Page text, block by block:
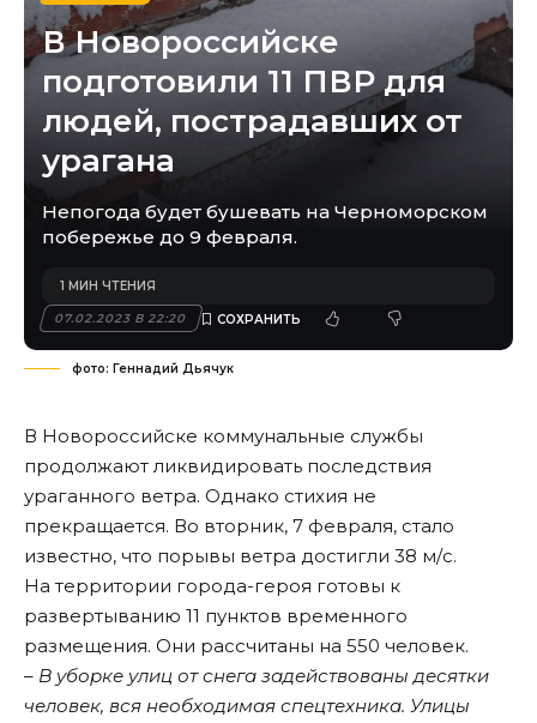
В Новороссийске
подготовили 11 ПВР для
людей, пострадавших от
урагана
Непогода будет бушевать на Черноморском
побережье до 9 февраля.
07.02.2023 В 22:20
1 МИН ЧТЕНИЯ
фото: Геннадий Дьячук
В Новороссийске коммунальные службы
продолжают ликвидировать последствия
ураганного ветра. Однако стихия не
прекращается. Во вторник, 7 февраля, стало
известно, что порывы ветра достигли 38 м/с.
На территории города-героя готовы к
развертыванию 11 пунктов временного
размещения. Они рассчитаны на 550 человек.
– В уборке улиц от снега задействованы десятки
человек, вся необходимая спецтехника. Улицы